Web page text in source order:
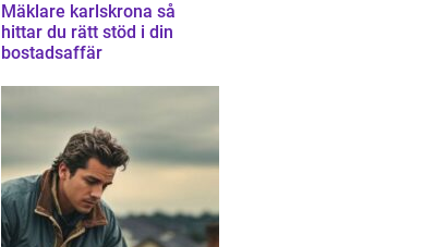
Mäklare karlskrona så
hittar du rätt stöd i din
bostadsaffär